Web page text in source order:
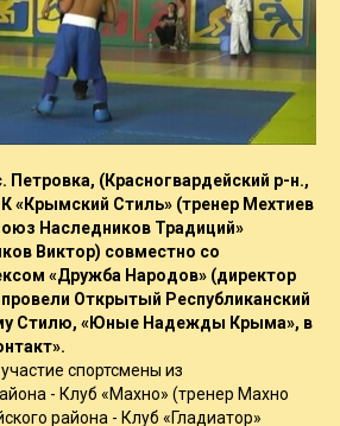
Петровка, (Красногвардейский р-н.,
«Крымский Стиль» (тренер Мехтиев
Наследников Традиций»
Виктор) совместно со
«Дружба Народов» (директор
Открытый Республиканский
Стилю, «Юные Надежды Крыма», в
спортсмены из
- Клуб «Махно» (тренер Махно
района - Клуб «Гладиатор»